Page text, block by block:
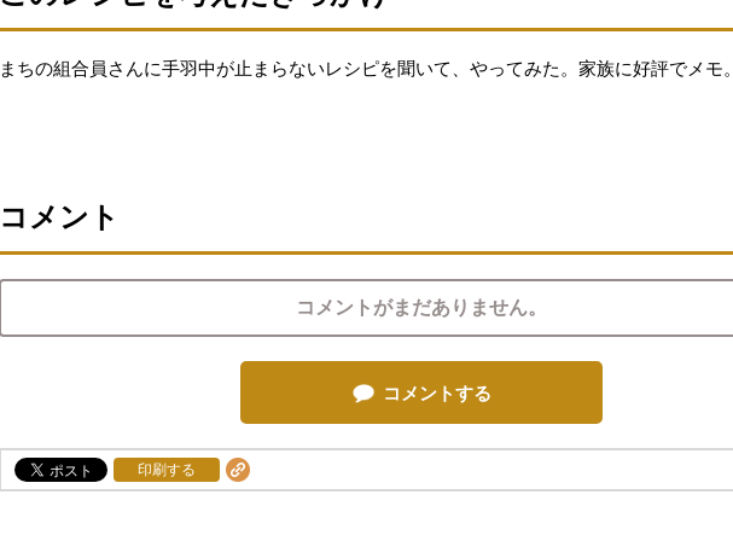
まちの組合員さんに手羽中が止まらないレシピを聞いて、やってみた。家族に好評でメモ。
コメント
コメントがまだありません。
コメントする
印刷する